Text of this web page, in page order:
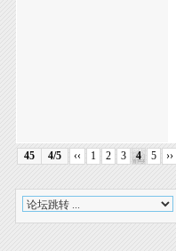
45 4/5 ‹‹ 1 2 3 4 5 ››